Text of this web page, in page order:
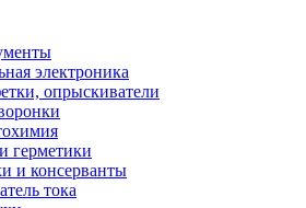
электроника
опрыскиватели
герметики
и консерванты
тока